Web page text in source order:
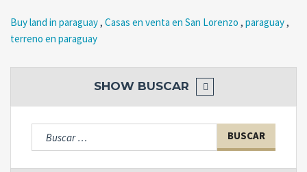
Buy land in paraguay, Casas en venta en San Lorenzo , paraguay,
terreno en paraguay
SHOW BUSCAR
Buscar: